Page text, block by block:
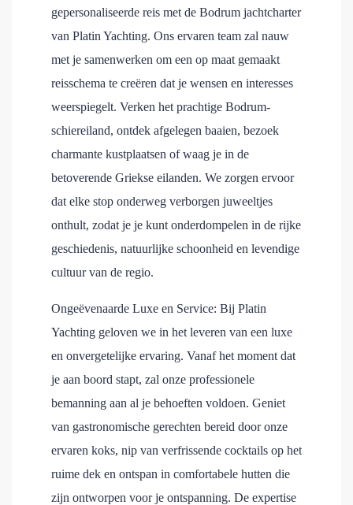
gepersonaliseerde reis met de Bodrum jachtcharter
van Platin Yachting. Ons ervaren team zal nauw
met je samenwerken om een op maat gemaakt
reisschema te creëren dat je wensen en interesses
weerspiegelt. Verken het prachtige Bodrum-
schiereiland, ontdek afgelegen baaien, bezoek
charmante kustplaatsen of waag je in de
betoverende Griekse eilanden. We zorgen ervoor
dat elke stop onderweg verborgen juweeltjes
onthult, zodat je je kunt onderdompelen in de rijke
geschiedenis, natuurlijke schoonheid en levendige
cultuur van de regio.
Ongeëvenaarde Luxe en Service: Bij Platin
Yachting geloven we in het leveren van een luxe
en onvergetelijke ervaring. Vanaf het moment dat
je aan boord stapt, zal onze professionele
bemanning aan al je behoeften voldoen. Geniet
van gastronomische gerechten bereid door onze
ervaren koks, nip van verfrissende cocktails op het
ruime dek en ontspan in comfortabele hutten die
zijn ontworpen voor je ontspanning. De expertise